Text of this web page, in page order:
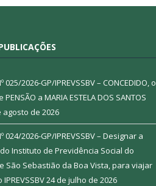
025/2026-GP/IPREVSSBV – CONCEDIDO, o
a MARIA ESTELA DOS SANTOS
agosto de 2026
024/2026-GP/IPREVSSBV – Designar a
Instituto de Previdência Social do
São Sebastião da Boa Vista, para viajar
24 de julho de 2026